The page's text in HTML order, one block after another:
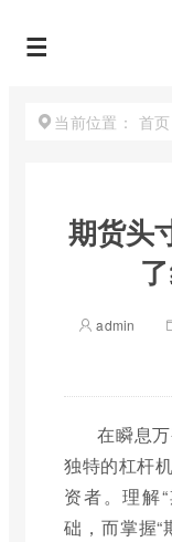
当前位置： 首页
期货头
admin
在瞬息
独特的杠杆
资者。理解
础，而掌握“